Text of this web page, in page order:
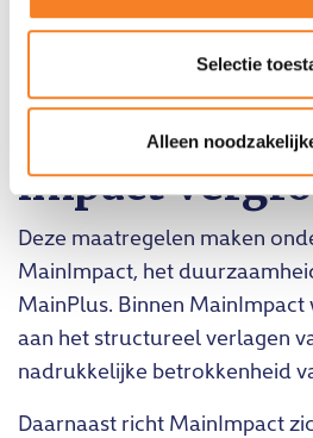
Selectie
Alleen
levert directe, meetbare
MainImpact:
uitstoot
impact
Deze maatregelen maken
MainImpact, het
MainPlus. Binnen
aan het structureel verlagen
nadrukkelijke betrokkenheid
Daarnaast richt MainImpact